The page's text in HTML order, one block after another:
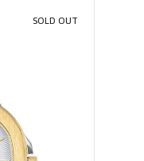
SOLD OUT